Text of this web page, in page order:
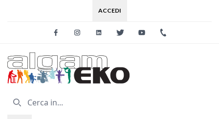
ACCEDI
FacebookInstagramLinkedinTwitter Youtube